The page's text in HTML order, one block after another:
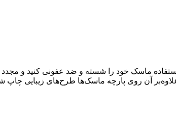
ماسک خود را شسته و ضد عفونی کنید و مجدد
آن روی پارچه ماسک‌ها طرح‌های زیبایی چاپ